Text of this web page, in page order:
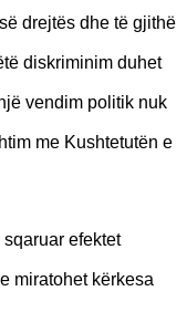
drejtës dhe të gjithë
diskriminim duhet
vendim politik nuk
me Kushtetutën e
efektet
miratohet kërkesa